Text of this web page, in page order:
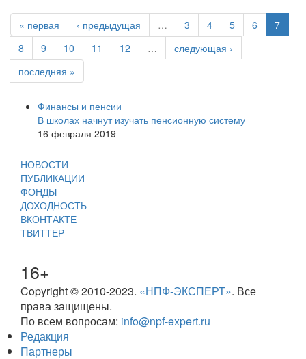
« первая ‹ предыдущая … 3 4 5 6
7
8
9 10 11 12 …
следующая ›
последняя »
Финансы и пенсии
В школах начнут изучать пенсионную систему
16 февраля 2019
НОВОСТИ
ПУБЛИКАЦИИ
ФОНДЫ
ДОХОДНОСТЬ
ВКОНТАКТЕ
ТВИТТЕР
16+
Copyright © 2010-2023. «НПФ-ЭКСПЕРТ». Все
права защищены.
По всем вопросам: info@npf-expert.ru
Редакция
Партнеры